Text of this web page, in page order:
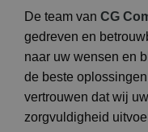
De team van CG
gedreven en
naar uw wensen en
de beste
vertrouwen dat wij
zorgvuldigheid